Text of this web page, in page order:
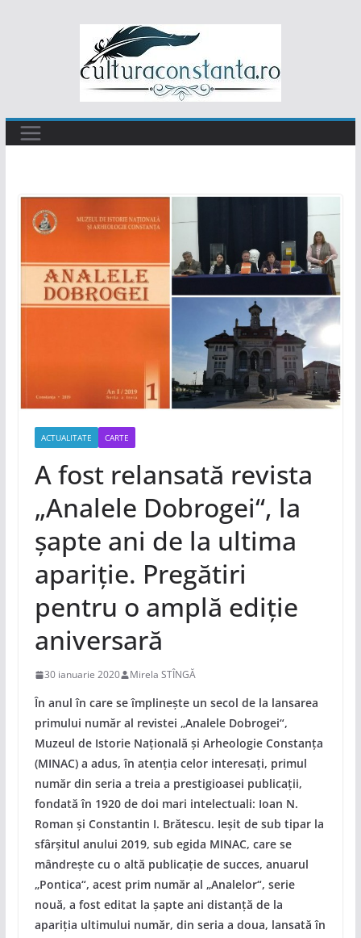
ACTUALITATE CARTE
A fost relansată revista
„Analele Dobrogei“, la
șapte ani de la ultima
apariție. Pregătiri
pentru o amplă ediție
aniversară
30 ianuarie 2020 Mirela STÎNGĂ
În anul în care se împlinește un secol de la lansarea
primului număr al revistei „Analele Dobrogei“,
Muzeul de Istorie Națională și Arheologie Constanța
(MINAC) a adus, în atenția celor interesați, primul
număr din seria a treia a prestigioasei publicații,
fondată în 1920 de doi mari intelectuali: Ioan N.
Roman și Constantin I. Brătescu. Ieșit de sub tipar la
sfârșitul anului 2019, sub egida MINAC, care se
mândrește cu o altă publicație de succes, anuarul
„Pontica“, acest prim număr al „Analelor“, serie
nouă, a fost editat la șapte ani distanță de la
apariția ultimului număr, din seria a doua, lansată în